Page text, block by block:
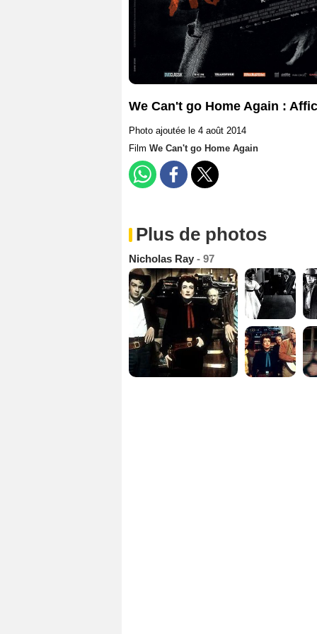
We Can't go Home Again :
Photo ajoutée le 4 août 2014
Film We Can't go Home Again
Plus de photos
Nicholas Ray - 97